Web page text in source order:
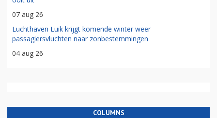
07 aug 26
Luchthaven Luik krijgt komende winter weer
passagiersvluchten naar zonbestemmingen
04 aug 26
COLUMNS